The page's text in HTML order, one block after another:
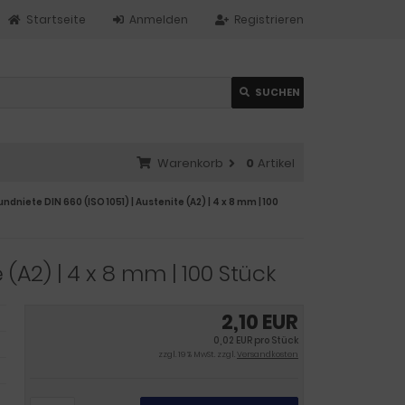
Registrieren
Anmelden
Startseite
SUCHEN
Warenkorb 0 Artikel
DIN 660 (ISO 1051) | Austenite (A2) | 4 x 8 mm | 100
| 4 x 8 mm | 100 Stück
2,10 EUR
0,02 EUR pro Stück
zzgl. 19 % MwSt. zzgl.Versandkosten